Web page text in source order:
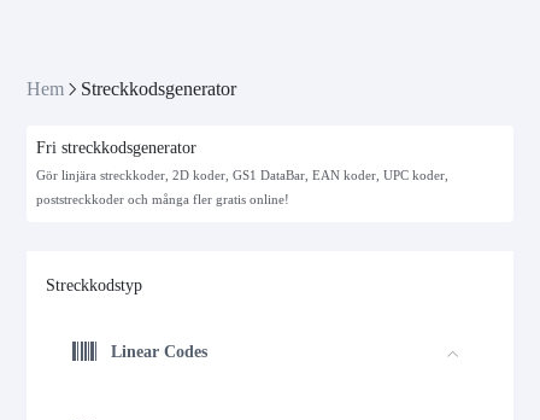
Hem Streckkodsgenerator
Fri streckkodsgenerator
Gör linjära streckkoder, 2D koder, GS1 DataBar, EAN koder, UPC koder,
poststreckkoder och många fler gratis online!
Streckkodstyp
Linear Codes